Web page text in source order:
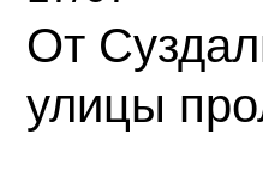
От
улицы